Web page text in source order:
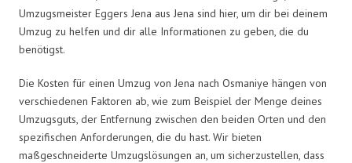
Umzugsmeister Eggers Jena aus Jena sind hier, um dir bei deinem
Umzug zu helfen und dir alle Informationen zu geben, die du
benötigst.
Die Kosten für einen Umzug von Jena nach Osmaniye hängen von
verschiedenen Faktoren ab, wie zum Beispiel der Menge deines
Umzugsguts, der Entfernung zwischen den beiden Orten und den
spezifischen Anforderungen, die du hast. Wir bieten
maßgeschneiderte Umzugslösungen an, um sicherzustellen, dass